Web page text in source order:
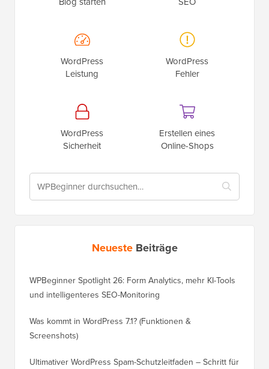
WordPress
Leistung
WordPress
Fehler
WordPress
Sicherheit
Erstellen eines
Online-Shops
Neueste Beiträge
WPBeginner Spotlight 26: Form Analytics, mehr KI-Tools
und intelligenteres SEO-Monitoring
Was kommt in WordPress 7.1? (Funktionen &
Screenshots)
Ultimativer WordPress Spam-Schutzleitfaden – Schritt für